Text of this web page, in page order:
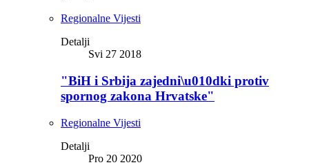
Regionalne Vijesti
Detalji
Svi 27 2018
"BiH i Srbija zajedni\u010dki protiv
spornog zakona Hrvatske"
Regionalne Vijesti
Detalji
Pro 20 2020